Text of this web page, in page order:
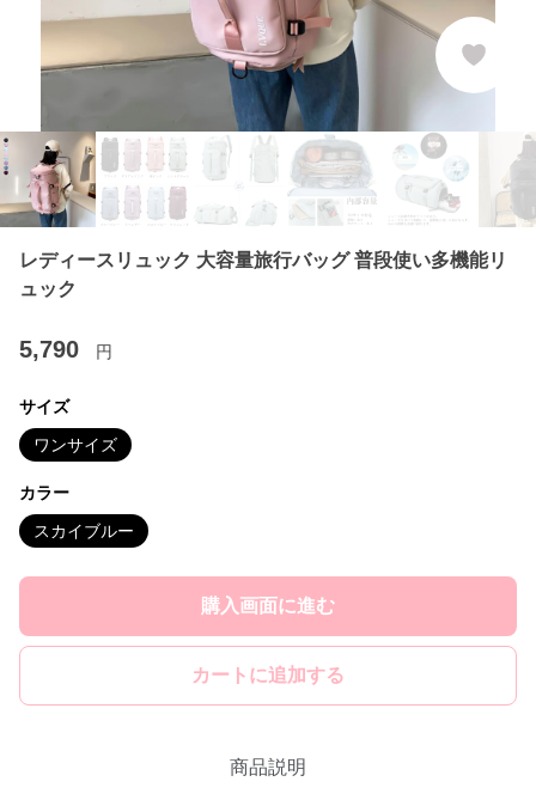
レディースリュック 大容量旅行バッグ 普段使い多機能リ
ュック
5,790 円
サイズ
ワンサイズ
カラー
スカイブルー
購入画面に進む
カートに追加する
商品説明